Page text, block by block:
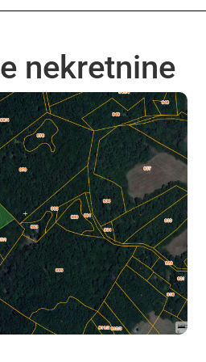
nekretnine